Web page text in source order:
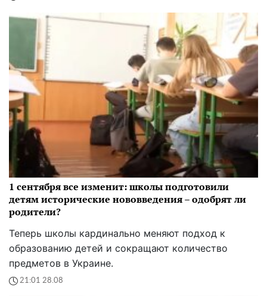
1 сентября все изменит: школы подготовили
детям исторические нововведения – одобрят ли
родители?
Теперь школы кардинально меняют подход к
образованию детей и сокращают количество
предметов в Украине.
21:01 28.08